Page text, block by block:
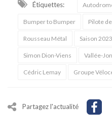
Étiquettes:
Bumper to Bumper Pilote
Rousseau Métal Saison
Simon Dion-Viens Vallée-
Cédric Lemay Groupe
Partagez l'actualité